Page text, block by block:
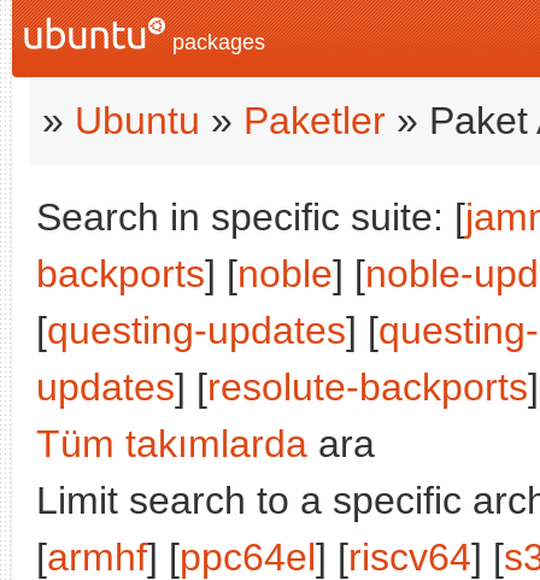
packages
» Ubuntu » Paketler » Paket
Search in specific suite: [
backports] [noble] [noble-
[questing-updates] [
updates] [resolute-backports
Tüm takımlarda ara
Limit search to a specific
[armhf] [ppc64el] [riscv64] [